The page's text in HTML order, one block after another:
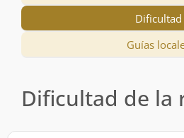
Dificultad
Guías
Dificultad de la